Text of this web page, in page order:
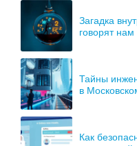
Загадка
говорят
Тайны
в
Как